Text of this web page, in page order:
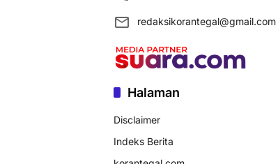
redaksikorantegal@gmail.com
Halaman
Disclaimer
Indeks Berita